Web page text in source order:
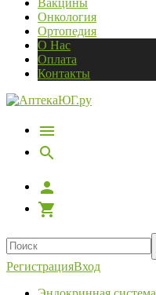
Вакцины
Онкология
Ортопедия
О Нас
Оплата
Контакты
РегистрацияВход